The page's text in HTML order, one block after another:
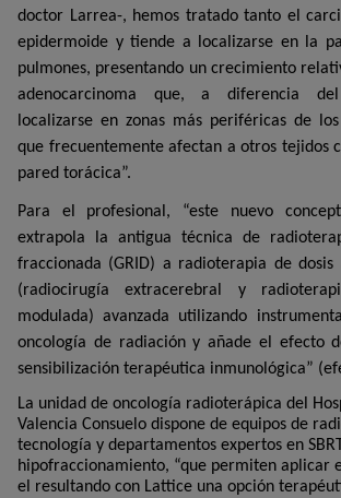
doctor Larrea-, hemos tratado tanto el
epidermoide y tiende a localizarse en la
pulmones, presentando un crecimiento
adenocarcinoma que, a diferencia
localizarse en zonas más periféricas de
que frecuentemente afectan a otros tejidos
pared torácica”.
Para el profesional, “este nuevo
extrapola la antigua técnica de
fraccionada (GRID) a radioterapia de dosis
(radiocirugía extracerebral y
modulada) avanzada utilizando
oncología de radiación y añade el efecto
sensibilización terapéutica inmunológica”
La unidad de oncología radioterápica del
Valencia Consuelo dispone de equipos de
tecnología y departamentos expertos en
hipofraccionamiento, “que permiten aplicar
el resultando con Lattice una opción